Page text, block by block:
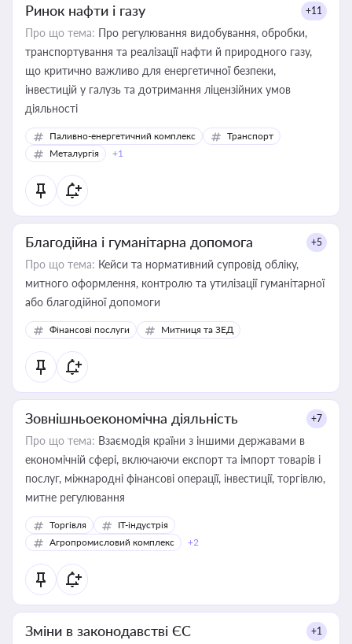
Ринок нафти і газу +11
Про що тема: Про регулювання видобування, обробки,
транспортування та реалізації нафти й природного газу,
що критично важливо для енергетичної безпеки,
інвестицій у галузь та дотримання ліцензійних умов
діяльності
Паливно-енергетичний комплекс
Транспорт
Металургія
+1
Благодійна і гуманітарна допомога +5
Про що тема: Кейси та нормативний супровід обліку,
митного оформлення, контролю та утилізації гуманітарної
або благодійної допомоги
Фінансові послуги Митниця та ЗЕД
Зовнішньоекономічна діяльність +7
Про що тема: Взаємодія країни з іншими державами в
економічній сфері, включаючи експорт та імпорт товарів і
послуг, міжнародні фінансові операції, інвестиції, торгівлю,
митне регулювання
Торгівля
IT-індустрія
Агропромисловий комплекс
+2
Зміни в законодавстві ЄС +1